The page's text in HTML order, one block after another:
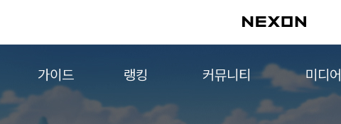
가이드 랭킹 커뮤니티 미디어